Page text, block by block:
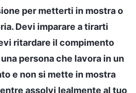
per metterti in mostra o
Devi imparare a tirarti
ritardare il compimento
persona che lavora in un
e non si mette in mostra
assolvi lealmente al tuo